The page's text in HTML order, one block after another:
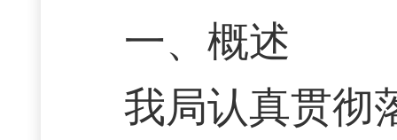
一、概述
我局认真贯彻